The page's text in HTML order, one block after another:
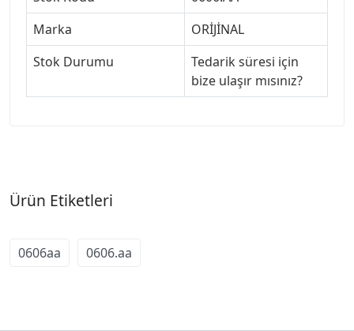
Marka
ORİJİNAL
Stok Durumu
Tedarik süresi için
bize ulaşır mısınız?
Ürün Etiketleri
0606aa 0606.aa